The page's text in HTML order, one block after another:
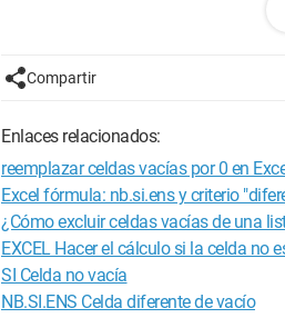
Como los datos de este rango se
pero implícitamente con un valor "0"
Gracias de antemano por su ayuda.
Configuración:win xp home
--
La ambición es como la bicicleta. Una
Compartir
Enlaces relacionados:
reemplazar celdas vacías por 0 en
Excel fórmula: nb.si.ens y criterio
¿Cómo excluir celdas vacías de una
EXCEL Hacer el cálculo si la celda no
SI Celda no vacía
NB.SI.ENS Celda diferente de vacío